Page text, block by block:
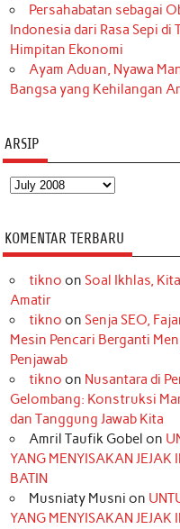
Persahabatan sebagai
Indonesia dari Rasa Sepi di
Himpitan Ekonomi
Ayam Aduan, Nyawa
Bangsa yang Kehilangan
ARSIP
Arsip
KOMENTAR TERBARU
tikno on Soal Ikhlas,
Amatir
tikno on Senja SEO,
Mesin Pencari Berganti
Penjawab
tikno on Nusantara di
Gelombang: Konstruksi
dan Tanggung Jawab Kita
Amril Taufik Gobel on
YANG MENYISAKAN JEJAK
BATIN
Musniaty Musni on
YANG MENYISAKAN JEJAK